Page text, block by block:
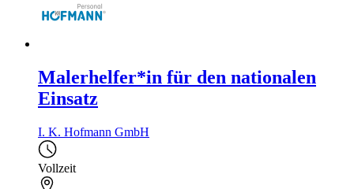
Malerhelfer*in für den nationalen
Einsatz
I. K. Hofmann GmbH
Vollzeit